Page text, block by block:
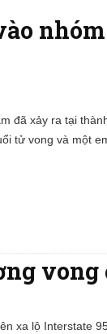
đã xảy ra tại
tử vong và một
xa lộ Interstate